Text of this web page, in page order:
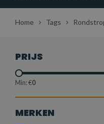
Home Tags
PRIJS
Min: €0
MERKEN